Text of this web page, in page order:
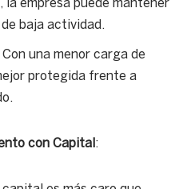
empresa puede mantener
baja actividad.
Con una menor carga de
protegida frente a
con Capital :